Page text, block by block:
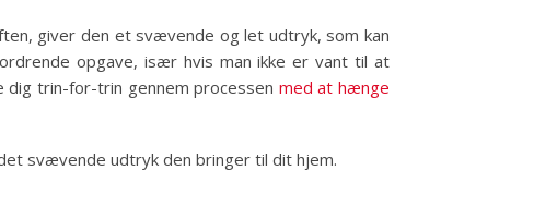
giver den et svævende og let udtryk, som kan
opgave, især hvis man ikke er vant til at
trin-for-trin gennem processen med at hænge
svævende udtryk den bringer til dit hjem.